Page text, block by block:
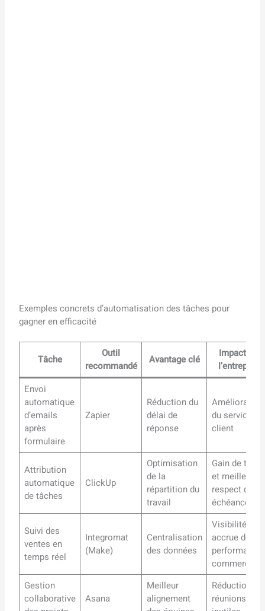
Exemples concrets d’automatisation des tâches pour
gagner en efficacité
Tâche
Outil
recommandé
Avantage clé
Impact sur
l’entreprise
Envoi
automatique
d’emails
après
formulaire
Zapier
Réduction du
délai de
réponse
Amélioration
du service
client
Attribution
automatique
de tâches
ClickUp
Optimisation
de la
répartition du
travail
Gain de
et meilleur
respect des
échéances
Suivi des
ventes en
temps réel
Integromat
(Make)
Centralisation
des données
Visibilité
accrue des
Gestion
collaborative
Asana
Meilleur
alignement
Réduction
réunions